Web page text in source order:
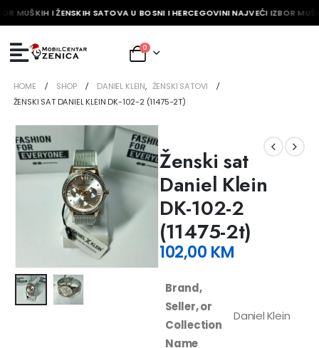
MUŠKIH I ŽENSKIH SATOVA U BOSNI I HERCEGOVINI NAJVEĆI IZBOR
0
HOME SHOP DANIEL KLEIN, ŽENSKI SATOVI
ŽENSKI SAT DANIEL KLEIN DK-102-2 (11475-2T)
Ženski sat
Daniel Klein
DK-102-2
(11475-2t)
102,00 KM
Brand,
Seller, or
Collection
Name
Daniel Klein